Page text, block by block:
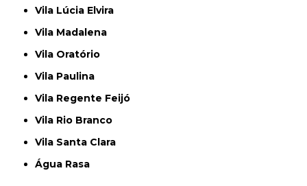
Vila Lúcia Elvira
Vila Madalena
Vila Oratório
Vila Paulina
Vila Regente Feijó
Vila Rio Branco
Vila Santa Clara
Água Rasa